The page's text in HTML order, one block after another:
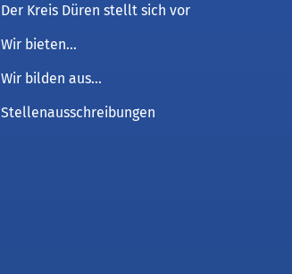
Der Kreis Düren stellt sich vor
Wir bieten...
Wir bilden aus...
Stellenausschreibungen